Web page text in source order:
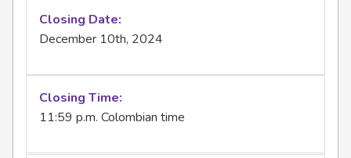
Closing Date
December 10th, 2024
Closing Time
11:59 p.m. Colombian time